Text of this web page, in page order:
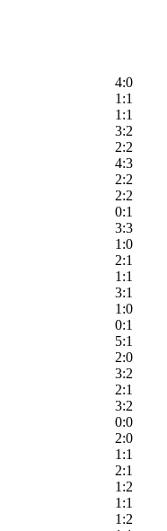
4:0
1:1
1:1
3:2
2:2
4:3
2:2
2:2
0:1
3:3
1:0
2:1
1:1
3:1
1:0
0:1
5:1
2:0
3:2
2:1
3:2
0:0
2:0
1:1
2:1
1:2
1:1
1:2